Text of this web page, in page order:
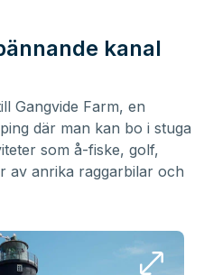
kanal
Gangvide Farm, en
där man kan bo i stuga
som å-fiske, golf,
av anrika raggarbilar och